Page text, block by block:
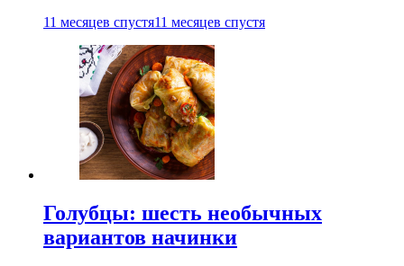
11 месяцев спустя11 месяцев спустя
Голубцы: шесть необычных
вариантов начинки